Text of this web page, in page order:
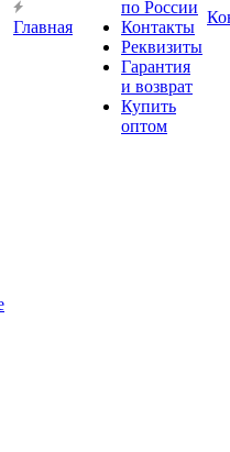
Главная
по России
Контакты
Реквизиты
Гарантия
и возврат
Купить
оптом